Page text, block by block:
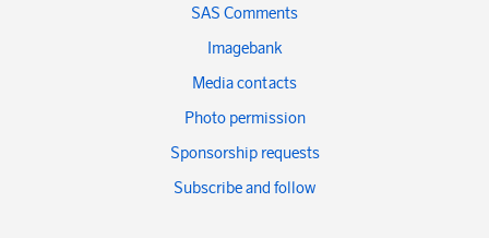
SAS Comments
Imagebank
Media contacts
Photo permission
Sponsorship requests
Subscribe and follow